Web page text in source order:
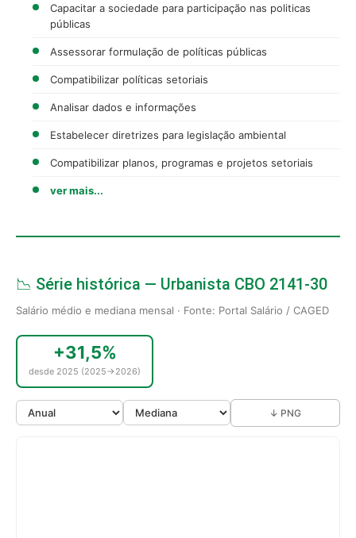
Capacitar a sociedade para participação nas politicas
públicas
Assessorar formulação de políticas públicas
Compatibilizar políticas setoriais
Analisar dados e informações
Estabelecer diretrizes para legislação ambiental
Compatibilizar planos, programas e projetos setoriais
ver mais...
📉 Série histórica — Urbanista CBO 2141-30
Salário médio e mediana mensal · Fonte: Portal Salário / CAGED
+31,5%
desde 2025 (2025→2026)
↓ PNG